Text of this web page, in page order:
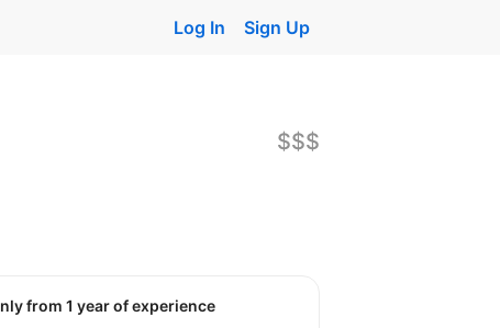
Log In Sign Up
$$$
Only from 1 year of experience